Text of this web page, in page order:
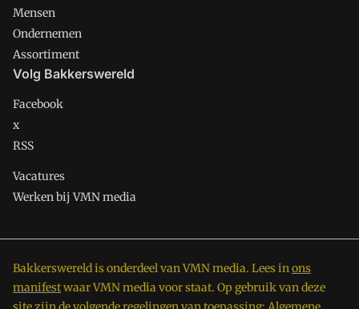
Mensen
Ondernemen
Assortiment
Volg Bakkerswereld
Facebook
x
RSS
Vacatures
Werken bij VMN media
Bakkerswereld is onderdeel van VMN media. Lees inons
manifestwaar VMN media voor staat. Op gebruik van deze